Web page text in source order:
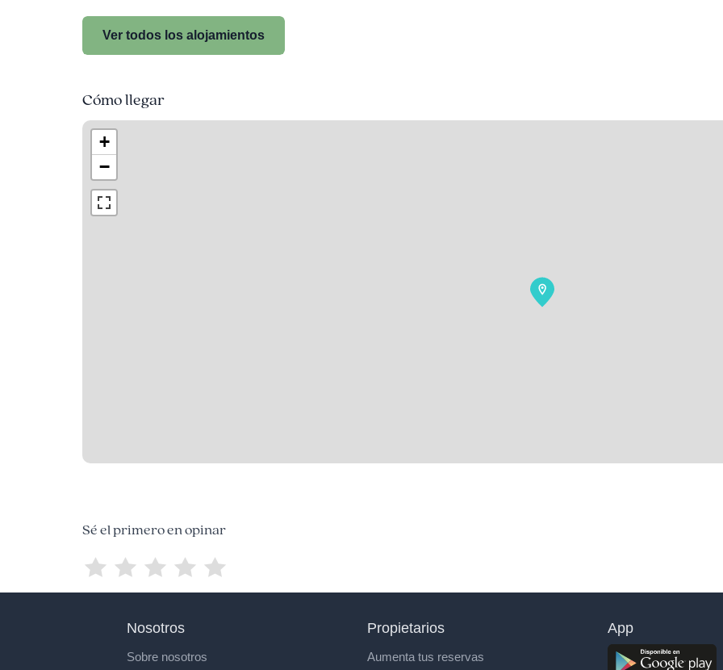
Ver todos los alojamientos
Cómo llegar
+
−
Sé el primero en opinar
Nosotros
Sobre nosotros
Propietarios
Aumenta tus reservas
App